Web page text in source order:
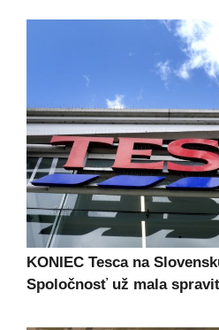
KONIEC Tesca na
Spoločnosť už mala